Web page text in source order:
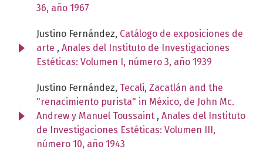
36, año 1967
Justino Fernández, Catálogo de exposiciones de
arte , Anales del Instituto de Investigaciones
Estéticas: Volumen I, número 3, año 1939
Justino Fernández, Tecali, Zacatlán and the
"renacimiento purista" in México, de John Mc.
Andrew y Manuel Toussaint , Anales del Instituto
de Investigaciones Estéticas: Volumen III,
número 10, año 1943